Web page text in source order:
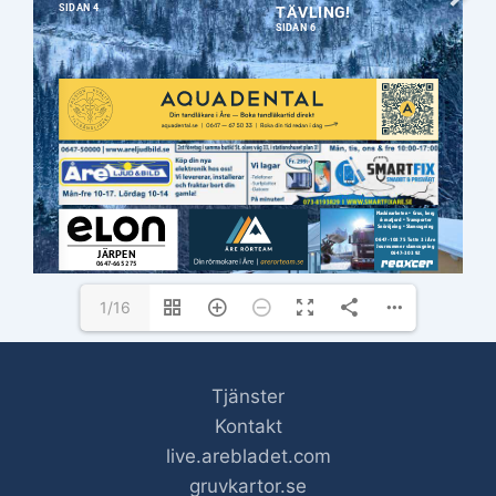
ANNONSER: info@arebladet.se | 073-269 99 93
REDAKTION: info@arebladet.se | 073-269 99 93 www.froagruva.se
1/16
Tjänster
Kontakt
live.arebladet.com
gruvkartor.se